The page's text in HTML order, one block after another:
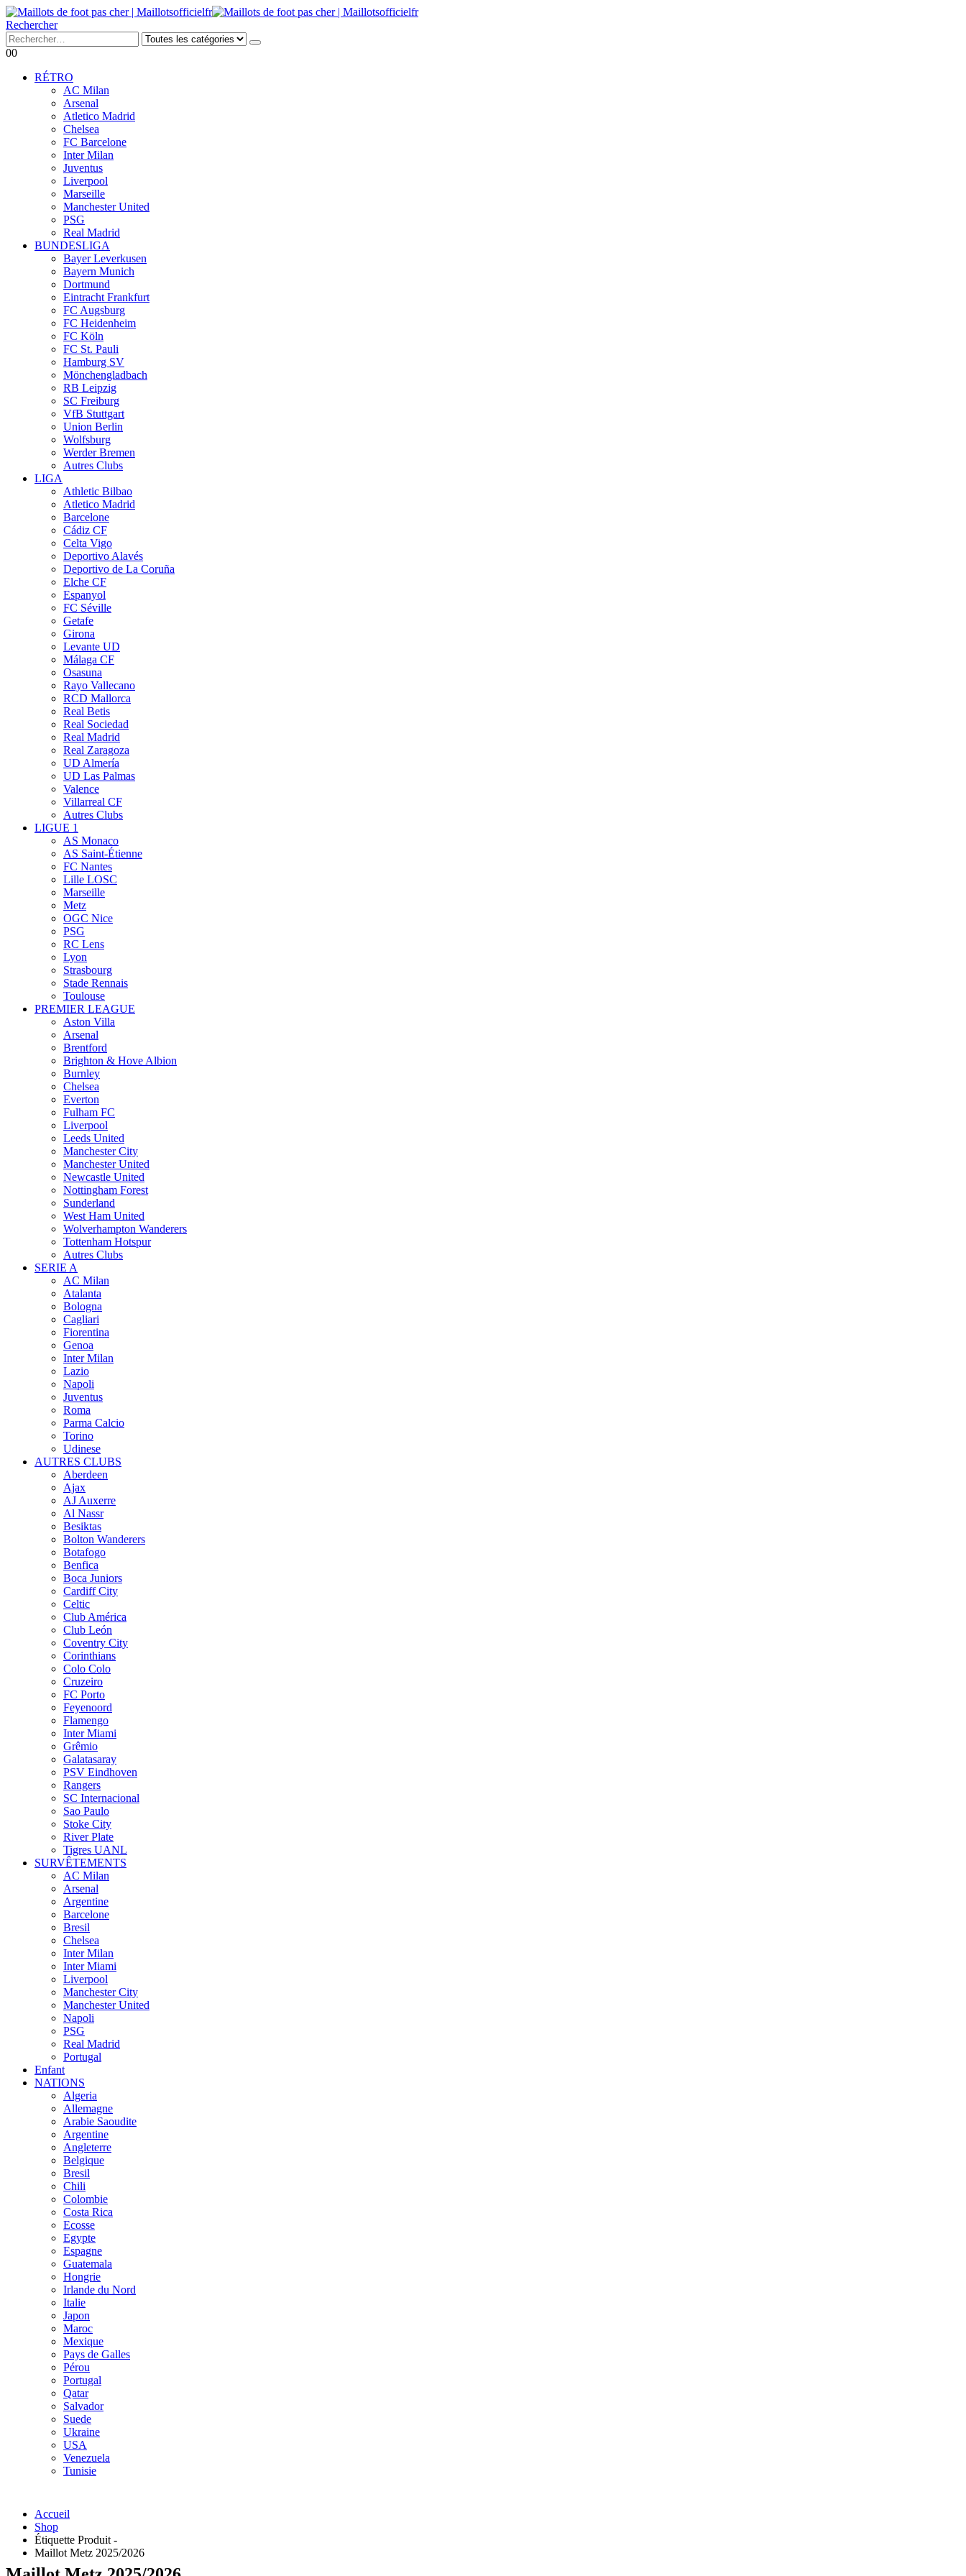
Rechercher
00
RÉTRO
AC Milan
Arsenal
Atletico Madrid
Chelsea
FC Barcelone
Inter Milan
Juventus
Liverpool
Marseille
Manchester United
PSG
Real Madrid
BUNDESLIGA
Bayer Leverkusen
Bayern Munich
Dortmund
Eintracht Frankfurt
FC Augsburg
FC Heidenheim
FC Köln
FC St. Pauli
Hamburg SV
Mönchengladbach
RB Leipzig
SC Freiburg
VfB Stuttgart
Union Berlin
Wolfsburg
Werder Bremen
Autres Clubs
LIGA
Athletic Bilbao
Atletico Madrid
Barcelone
Cádiz CF
Celta Vigo
Deportivo Alavés
Deportivo de La Coruña
Elche CF
Espanyol
FC Séville
Getafe
Girona
Levante UD
Málaga CF
Osasuna
Rayo Vallecano
RCD Mallorca
Real Betis
Real Sociedad
Real Madrid
Real Zaragoza
UD Almería
UD Las Palmas
Valence
Villarreal CF
Autres Clubs
LIGUE 1
AS Monaco
AS Saint-Étienne
FC Nantes
Lille LOSC
Marseille
Metz
OGC Nice
PSG
RC Lens
Lyon
Strasbourg
Stade Rennais
Toulouse
PREMIER LEAGUE
Aston Villa
Arsenal
Brentford
Brighton & Hove Albion
Burnley
Chelsea
Everton
Fulham FC
Liverpool
Leeds United
Manchester City
Manchester United
Newcastle United
Nottingham Forest
Sunderland
West Ham United
Wolverhampton Wanderers
Tottenham Hotspur
Autres Clubs
SERIE A
AC Milan
Atalanta
Bologna
Cagliari
Fiorentina
Genoa
Inter Milan
Lazio
Napoli
Juventus
Roma
Parma Calcio
Torino
Udinese
AUTRES CLUBS
Aberdeen
Ajax
AJ Auxerre
Al Nassr
Besiktas
Bolton Wanderers
Botafogo
Benfica
Boca Juniors
Cardiff City
Celtic
Club América
Club León
Coventry City
Corinthians
Colo Colo
Cruzeiro
FC Porto
Feyenoord
Flamengo
Inter Miami
Grêmio
Galatasaray
PSV Eindhoven
Rangers
SC Internacional
Sao Paulo
Stoke City
River Plate
Tigres UANL
SURVÊTEMENTS
AC Milan
Arsenal
Argentine
Barcelone
Bresil
Chelsea
Inter Milan
Inter Miami
Liverpool
Manchester City
Manchester United
Napoli
PSG
Real Madrid
Portugal
Enfant
NATIONS
Algeria
Allemagne
Arabie Saoudite
Argentine
Angleterre
Belgique
Bresil
Chili
Colombie
Costa Rica
Ecosse
Egypte
Espagne
Guatemala
Hongrie
Irlande du Nord
Italie
Japon
Maroc
Mexique
Pays de Galles
Pérou
Portugal
Qatar
Salvador
Suede
Ukraine
USA
Venezuela
Tunisie
Accueil
Shop
Étiquette Produit -
Maillot Metz 2025/2026